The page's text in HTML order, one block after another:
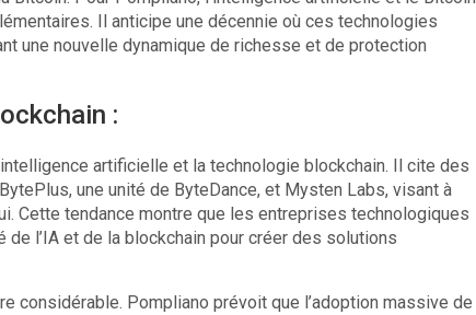
Il anticipe une décennie où ces technologies
une nouvelle dynamique de richesse et de protection
:
artificielle et la technologie blockchain. Il cite des
une unité de ByteDance, et Mysten Labs, visant à
Cette tendance montre que les entreprises technologiques
l’IA et de la blockchain pour créer des solutions
considérable. Pompliano prévoit que l’adoption massive de